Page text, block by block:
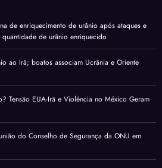
de enriquecimento de urânio após ataques e
de urânio enriquecido
ao Irã; boatos associam Ucrânia e Oriente
Tensão EUA-Irã e Violência no México Geram
do Conselho de Segurança da ONU em